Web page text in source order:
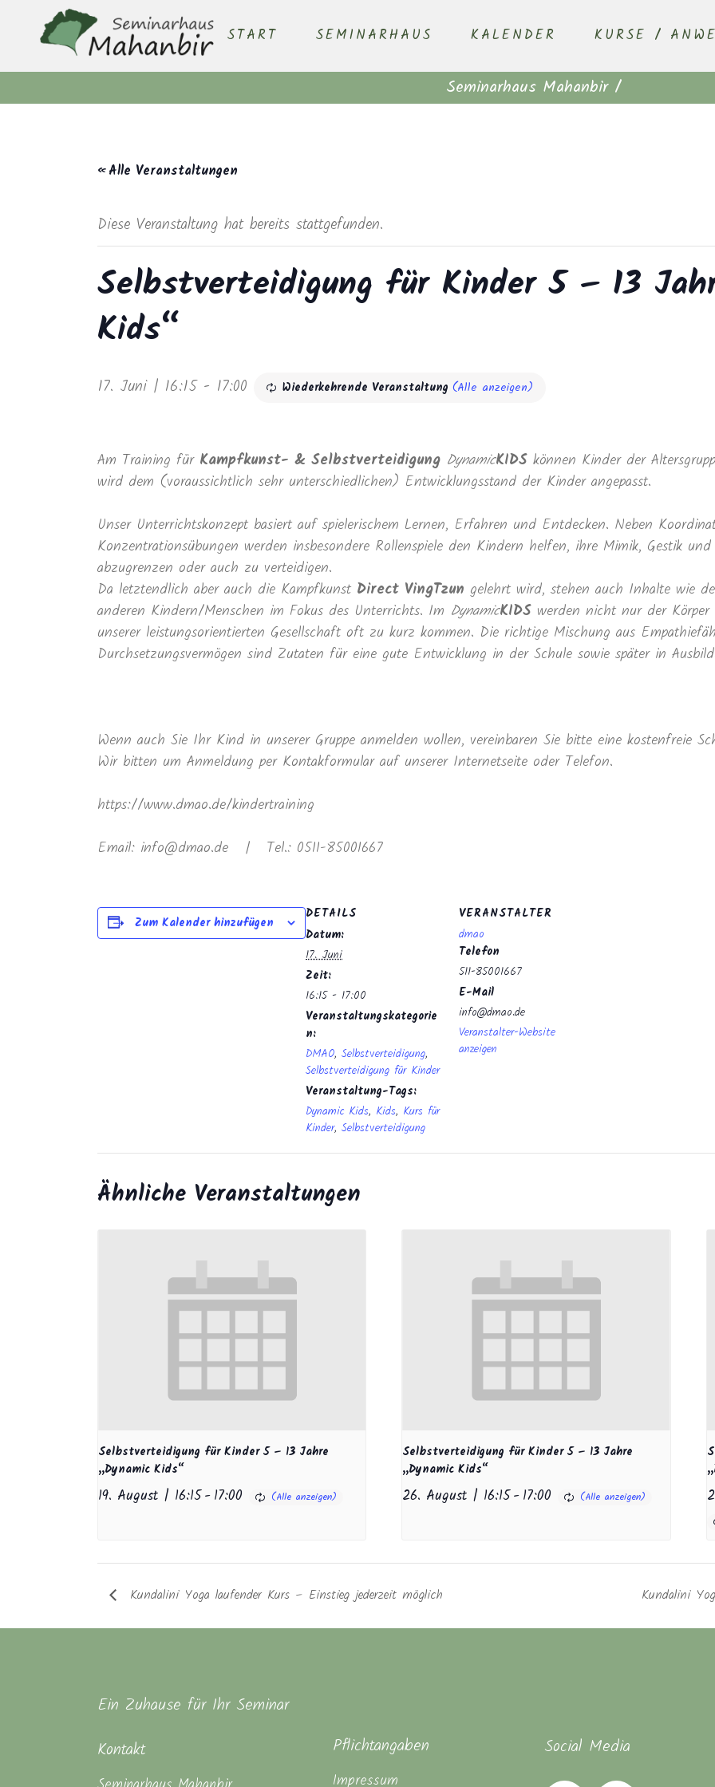
START SEMINARHAUS KALENDER KURSE /
Seminarhaus Mahanbir/
« Alle Veranstaltungen
Diese Veranstaltung hat bereits stattgefunden.
Selbstverteidigung für Kinder 5 – 13
Kids“
17. Juni | 16:15- 17:00 Wiederkehrende Veranstaltung (Alle anzeigen)
Am Training für Kampfkunst- & Selbstverteidigung DynamicKIDS können Kinder der
wird dem (voraussichtlich sehr unterschiedlichen) Entwicklungsstand der Kinder angepasst.
Unser Unterrichtskonzept basiert auf spielerischem Lernen, Erfahren und Entdecken. Neben
Konzentrationsübungen werden insbesondere Rollenspiele den Kindern helfen, ihre Mimik, Gestik
abzugrenzen oder auch zu verteidigen.
Da letztendlich aber auch die Kampfkunst Direct VingTzun gelehrt wird, stehen auch Inhalte wie
anderen Kindern/Menschen im Fokus des Unterrichts. Im DynamicKIDS werden nicht nur der
unserer leistungsorientierten Gesellschaft oft zu kurz kommen. Die richtige Mischung aus
Durchsetzungsvermögen sind Zutaten für eine gute Entwicklung in der Schule sowie später in
Wenn auch Sie Ihr Kind in unserer Gruppe anmelden wollen, vereinbaren Sie bitte eine kostenfreie
Wir bitten um Anmeldung per Kontakformular auf unserer Internetseite oder Telefon.
https://www.dmao.de/kindertraining
Email: info@dmao.de | Tel.: 0511-85001667
Zum Kalender hinzufügen
DETAILS
Datum:
17. Juni
Zeit:
16:15 - 17:00
Veranstaltungskategorie
n:
DMAO, Selbstverteidigung,
Selbstverteidigung für Kinder
Veranstaltung-Tags:
Dynamic Kids, Kids, Kurs für
Kinder, Selbstverteidigung
VERANSTALTER
dmao
Telefon
511-85001667
E-Mail
info@dmao.de
Veranstalter-Website
anzeigen
Ähnliche Veranstaltungen
Selbstverteidigung für Kinder 5 – 13 Jahre
„Dynamic Kids“
19. August | 16:15-17:00
Selbstverteidigung für Kinder 5 – 13 Jahre
„Dynamic Kids“
26. August | 16:15-17:00
Kundalini Yoga laufender Kurs – Einstieg jederzeit möglich Kundalini
Ein Zuhause für Ihr Seminar
Kontakt
Pflichtangaben
Impressum
Social Media